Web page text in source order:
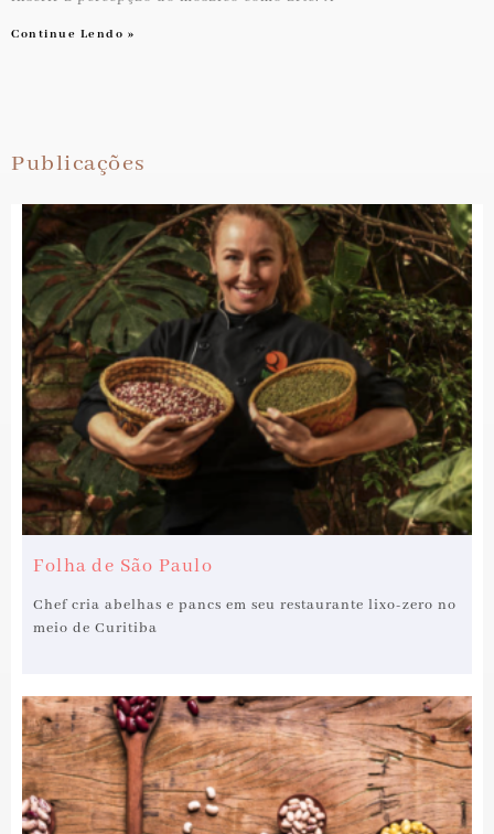
Continue Lendo »
Publicações
Folha de São Paulo
Chef cria abelhas e pancs em seu restaurante lixo-zero no
meio de Curitiba